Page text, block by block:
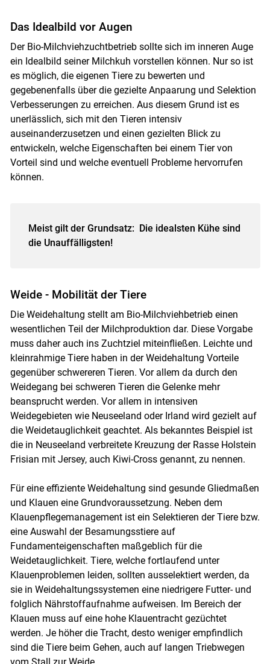
Das Idealbild vor Augen
Der Bio-Milchviehzuchtbetrieb sollte sich im inneren Auge
ein Idealbild seiner Milchkuh vorstellen können. Nur so ist
es möglich, die eigenen Tiere zu bewerten und
gegebenenfalls über die gezielte Anpaarung und Selektion
Verbesserungen zu erreichen. Aus diesem Grund ist es
unerlässlich, sich mit den Tieren intensiv
auseinanderzusetzen und einen gezielten Blick zu
entwickeln, welche Eigenschaften bei einem Tier von
Vorteil sind und welche eventuell Probleme hervorrufen
können.
Meist gilt der Grundsatz: Die idealsten Kühe sind
die Unauffälligsten!
Weide - Mobilität der Tiere
Die Weidehaltung stellt am Bio-Milchviehbetrieb einen
wesentlichen Teil der Milchproduktion dar. Diese Vorgabe
muss daher auch ins Zuchtziel miteinfließen. Leichte und
kleinrahmige Tiere haben in der Weidehaltung Vorteile
gegenüber schwereren Tieren. Vor allem da durch den
Weidegang bei schweren Tieren die Gelenke mehr
beansprucht werden. Vor allem in intensiven
Weidegebieten wie Neuseeland oder Irland wird gezielt auf
die Weidetauglichkeit geachtet. Als bekanntes Beispiel ist
die in Neuseeland verbreitete Kreuzung der Rasse Holstein
Frisian mit Jersey, auch Kiwi-Cross genannt, zu nennen.
Für eine effiziente Weidehaltung sind gesunde Gliedmaßen
und Klauen eine Grundvoraussetzung. Neben dem
Klauenpflegemanagement ist ein Selektieren der Tiere bzw.
eine Auswahl der Besamungsstiere auf
Fundamenteigenschaften maßgeblich für die
Weidetauglichkeit. Tiere, welche fortlaufend unter
Klauenproblemen leiden, sollten ausselektiert werden, da
sie in Weidehaltungssystemen eine niedrigere Futter- und
folglich Nährstoffaufnahme aufweisen. Im Bereich der
Klauen muss auf eine hohe Klauentracht gezüchtet
werden. Je höher die Tracht, desto weniger empfindlich
sind die Tiere beim Gehen, auch auf langen Triebwegen